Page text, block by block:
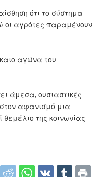
ότι το σύστημα
οι αγρότες παραμένουν
αγώνα του
άμεσα, ουσιαστικές
στον αφανισμό μια
της κοινωνίας